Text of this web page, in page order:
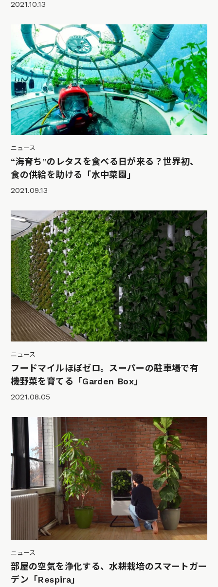
2021.10.13
ニュース
“海育ち”のレタスを食べる日が来る？世界初、
食の供給を助ける「水中菜園」
2021.09.13
ニュース
フードマイルほぼゼロ。スーパーの駐車場で有
機野菜を育てる「Garden Box」
2021.08.05
ニュース
部屋の空気を浄化する、水耕栽培のスマートガー
デン「Respira」